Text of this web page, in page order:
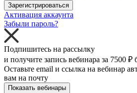
Зарегистрироваться
Активация аккаунта
Забыли пароль?
Подпишитесь на рассылку
и получите запись вебинара за 7500 ₽
Оставьте email и ссылка на вебинар
вам на почту
Показать вебинары